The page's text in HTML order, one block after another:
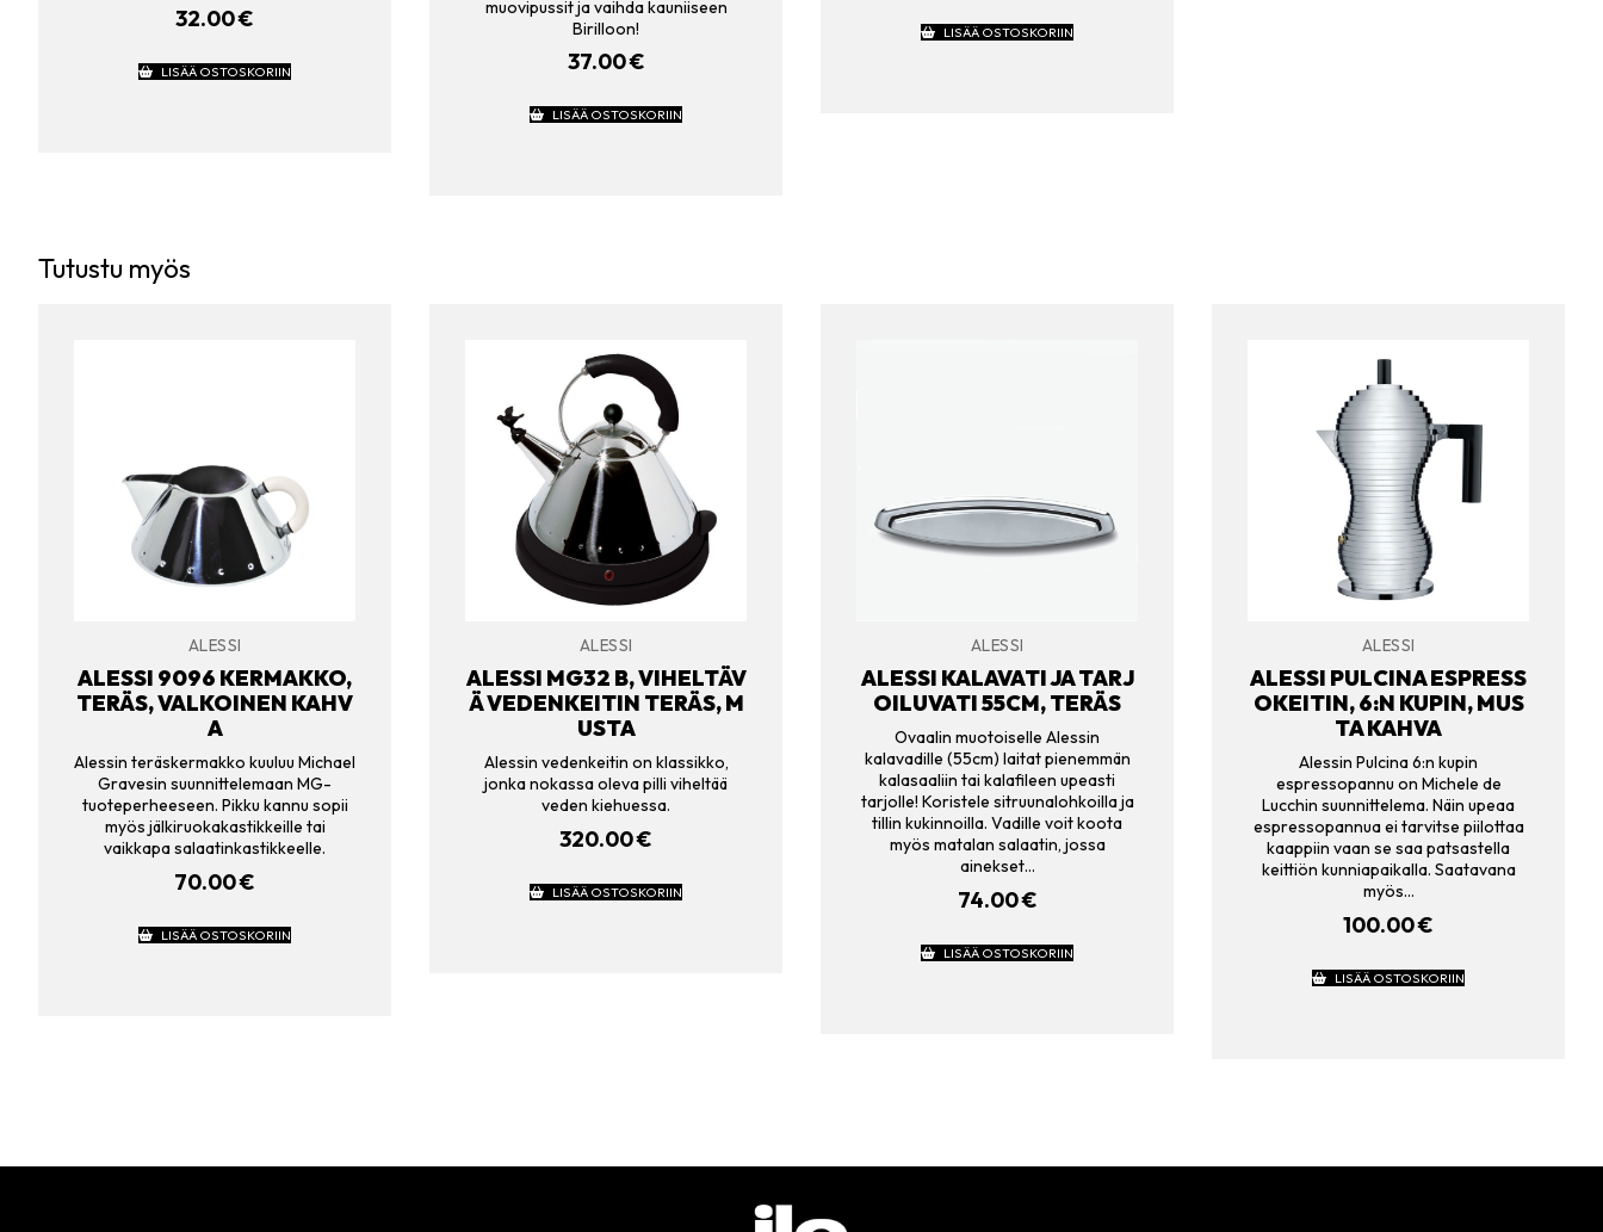
32.00€
LISÄÄ OSTOSKORIIN
muovipussit ja vaihda kauniiseen
Birilloon!
37.00€
LISÄÄ OSTOSKORIIN
LISÄÄ OSTOSKORIIN
Tutustu myös
ALESSI
ALESSI 9096 KERMAKKO,
TERÄS, VALKOINEN KAHV
A
Alessin teräskermakko kuuluu Michael
Gravesin suunnittelemaan MG-
tuoteperheeseen. Pikku kannu sopii
myös jälkiruokakastikkeille tai
vaikkapa salaatinkastikkeelle.
70.00€
LISÄÄ OSTOSKORIIN
ALESSI
ALESSI MG32 B, VIHELTÄV
Ä VEDENKEITIN TERÄS, M
USTA
Alessin vedenkeitin on klassikko,
jonka nokassa oleva pilli viheltää
veden kiehuessa.
320.00€
LISÄÄ OSTOSKORIIN
ALESSI
ALESSI KALAVATI JA TARJ
OILUVATI 55CM, TERÄS
Ovaalin muotoiselle Alessin
kalavadille (55cm) laitat pienemmän
kalasaaliin tai kalafileen upeasti
tarjolle! Koristele sitruunalohkoilla ja
tillin kukinnoilla. Vadille voit koota
myös matalan salaatin, jossa
ainekset…
74.00€
LISÄÄ OSTOSKORIIN
ALESSI
ALESSI PULCINA ESPRESS
OKEITIN, 6:N KUPIN, MUS
TA KAHVA
Alessin Pulcina 6:n kupin
espressopannu on Michele de
Lucchin suunnittelema. Näin upeaa
espressopannua ei tarvitse piilottaa
kaappiin vaan se saa patsastella
keittiön kunniapaikalla. Saatavana
myös…
100.00€
LISÄÄ OSTOSKORIIN